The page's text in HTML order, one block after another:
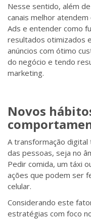
Nesse sentido, além
canais melhor
Ads e entender como
resultados otimizados
anúncios com ótimo
do negócio e tendo
marketing.
Novos
A transformação digital
das pessoas, seja no
Pedir comida, um táxi
ações que podem ser
celular.
Considerando este
estratégias com foco